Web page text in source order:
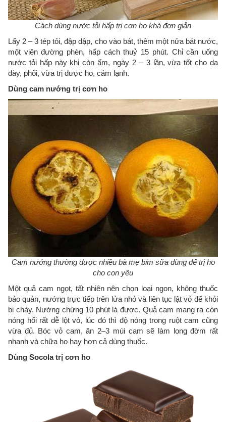
Cách dùng nước tỏi hấp trị cơn ho khá đơn giản
Lấy 2 – 3 tép tỏi, đập dập, cho vào bát, thêm một nửa bát nước,
một viên đường phèn, hấp cách thuỷ 15 phút. Chỉ cần uống
nước tỏi hấp này khi còn ấm, ngày 2 – 3 lần, vừa tốt cho dạ
dày, phổi, vừa trị được ho, cảm lạnh.
Dùng cam nướng trị cơn ho
Cam nướng thường được nhiều bà mẹ bỉm sữa dùng để trị ho
cho con yêu
Một quả cam ngọt, tất nhiên nên chọn loại ngon, không thuốc
bảo quản, nướng trực tiếp trên lửa nhỏ và liên tục lật vỏ để khỏi
bị cháy. Nướng chừng 10 phút là được. Quả cam mang ra còn
nóng hổi rất dễ lột vỏ, lúc đó thì độ nóng trong ruột cam cũng
vừa đủ. Bóc vỏ cam, ăn 2–3 múi cam sẽ làm long đờm rất
nhanh và chữa ho hay hơn cả dùng thuốc.
Dùng Socola trị cơn ho